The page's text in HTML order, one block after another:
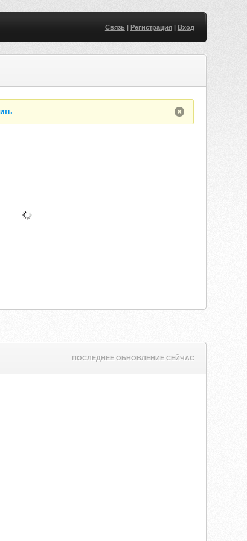
Связь| Регистрация| Вход
ПОСЛЕДНЕЕ ОБНОВЛЕНИЕ СЕЙЧАС